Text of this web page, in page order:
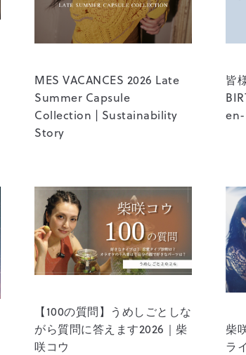
MES VACANCES 2026 Late
Summer Capsule
Collection | Sustainability
Story
皆
en-
【100の質問】うめしごとしな
がら質問に答えます2026｜柴
咲コウ
柴
ラ